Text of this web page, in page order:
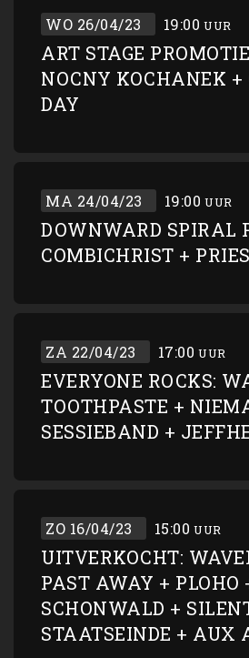
WO 26/04/23 19:00 UUR
ART STAGE
NOCNY KOCHANEK +
DAY
MA 24/04/23 19:00 UUR
DOWNWARD SPIRAL
COMBICHRIST +
ZA 22/04/23 17:00 UUR
EVERYONE ROCKS:
TOOTHPASTE +
SESSIEBAND +
ZO 16/04/23 15:00 UUR
UITVERKOCHT:
PAST AWAY + PLOHO
SCHONWALD +
STAATSEINDE + AUX